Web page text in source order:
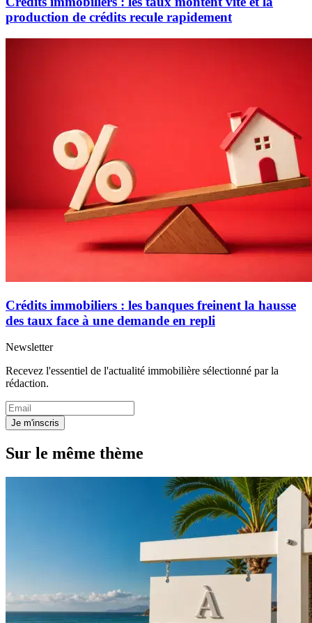
production de crédits recule rapidement
Crédits immobiliers : les banques freinent la hausse
des taux face à une demande en repli
Newsletter
Recevez l'essentiel de l'actualité immobilière sélectionné par la
rédaction.
Je m'inscris
Sur le même thème